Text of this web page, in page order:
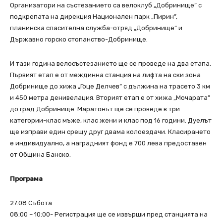
Организатори на състезанието са велоклуб „Добринище” с
подкрепата на дирекция Национален парк „Пирин”,
планинска спасителна служба-отряд „Добринище” и
Държавно горско стопанство-Добринище.
И тази година велосъстезанието ще се проведе на два етапа.
Първият етап е от междинна станция на лифта на ски зона
Добринище до хижа „Гоце Делчев” с дължина на трасето 3 км
и 450 метра денивелация. Вторият етап е от хижа „Мочарата”
до град Добринище. Маратонът ще се проведе в три
категории-клас мъже, клас жени и клас под 16 години. Дуелът
ще изправи един срещу друг двама колоездачи. Класирането
е индивидуално, а наградният фонд е 700 лева предоставен
от Община Банско.
Програма
27.08 Събота
08:00 – 10:00- Регистрация ще се извърши пред станцията на